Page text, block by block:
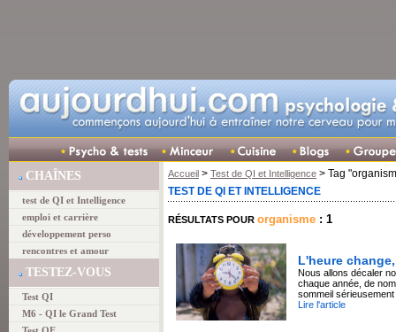
CHAÎNES
test de QI et Intelligence
emploi et carrière
développement perso
rencontres et amour
TESTEZ-VOUS
Test QI
M6 - QI le Grand Test
Accueil > Test de QI et Intelligence > Tag
TEST DE QI ET INTELLIGENCE
RÉSULTATS POUR organisme : 1
L'heure
Nous allons décaler
chaque année, de
sommeil
Lire l'article